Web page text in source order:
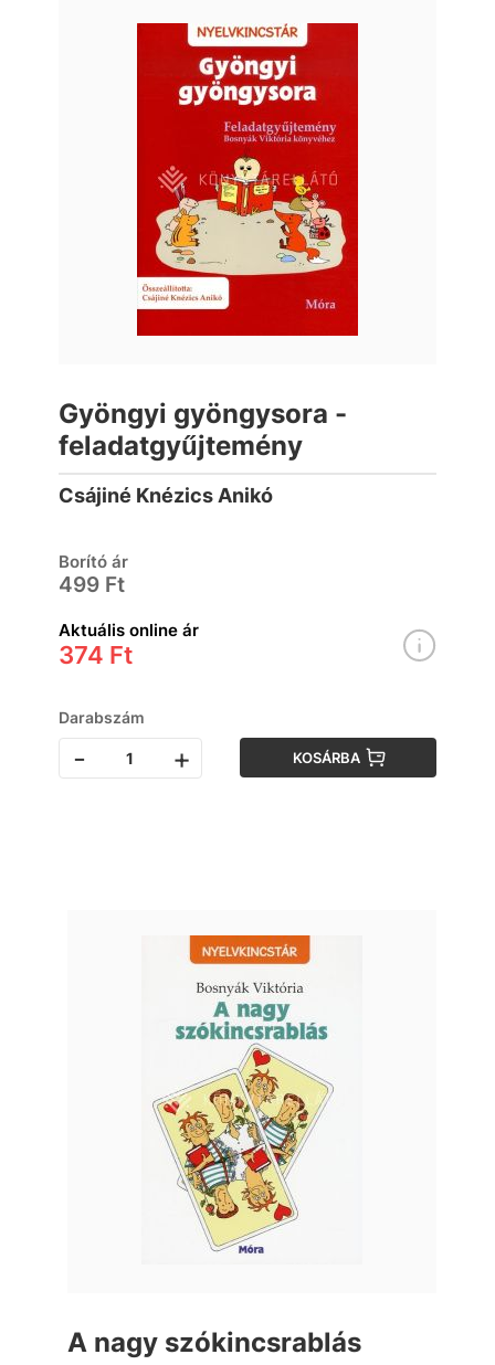
Gyöngyi gyöngysora -
feladatgyűjtemény
Csájiné Knézics Anikó
Borító ár
499 Ft
Aktuális online ár
374 Ft
Darabszám
- + KOSÁRBA
A nagy szókincsrablás